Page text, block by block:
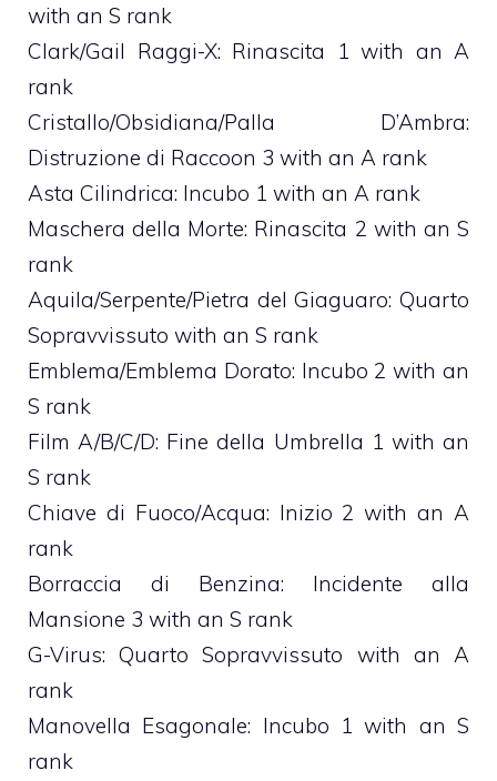
with an S rank
Clark/Gail Raggi-X: Rinascita 1 with an A
rank
Cristallo/Obsidiana/Palla D’Ambra:
Distruzione di Raccoon 3 with an A rank
Asta Cilindrica: Incubo 1 with an A rank
Maschera della Morte: Rinascita 2 with an S
rank
Aquila/Serpente/Pietra del Giaguaro: Quarto
Sopravvissuto with an S rank
Emblema/Emblema Dorato: Incubo 2 with an
S rank
Film A/B/C/D: Fine della Umbrella 1 with an
S rank
Chiave di Fuoco/Acqua: Inizio 2 with an A
rank
Borraccia di Benzina: Incidente alla
Mansione 3 with an S rank
G-Virus: Quarto Sopravvissuto with an A
rank
Manovella Esagonale: Incubo 1 with an S
rank